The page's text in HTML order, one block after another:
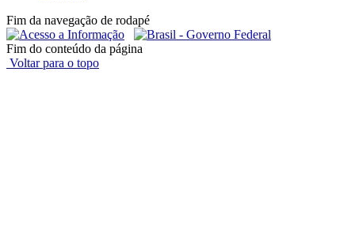
Fim da navegação de rodapé
Fim do conteúdo da página
Voltar para o topo